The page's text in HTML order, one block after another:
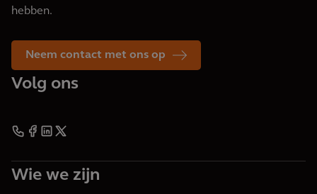
hebben.
Neem contact met ons op
Volg ons
Wie we zijn